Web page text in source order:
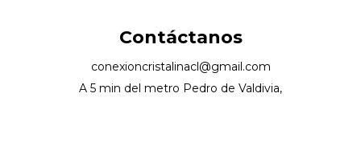
Contáctanos
conexioncristalinacl@gmail.com
A 5 min del metro Pedro de Valdivia,